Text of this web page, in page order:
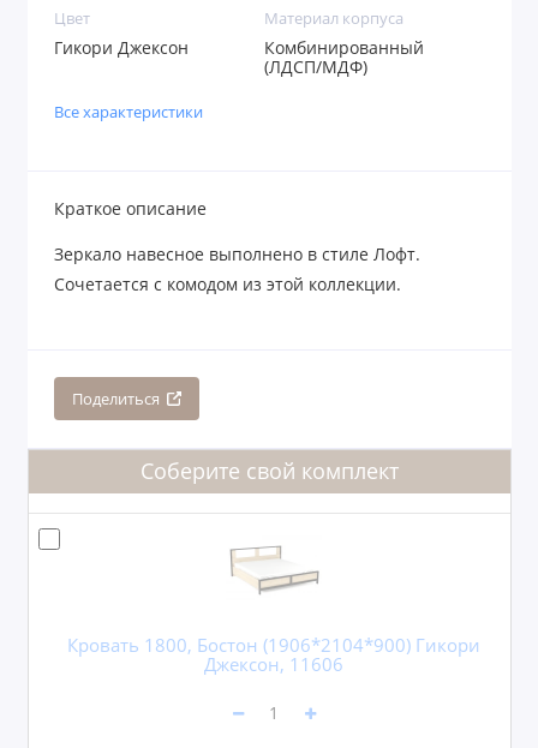
Цвет
Гикори Джексон
Материал корпуса
Комбинированный
(ЛДСП/МДФ)
Все характеристики
Краткое описание
Зеркало навесное выполнено в стиле Лофт.
Сочетается с комодом из этой коллекции.
Поделиться
Соберите свой комплект
Кровать 1800, Бостон (1906*2104*900) Гикори
Джексон, 11606